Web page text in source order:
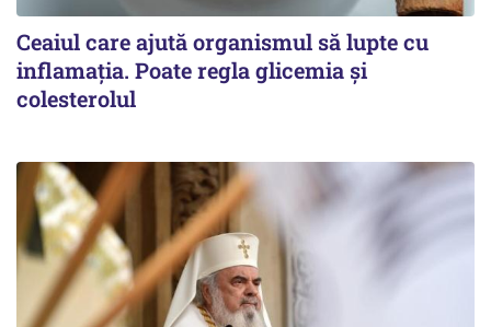
Ceaiul care ajută organismul să lupte cu
inflamația. Poate regla glicemia și
colesterolul